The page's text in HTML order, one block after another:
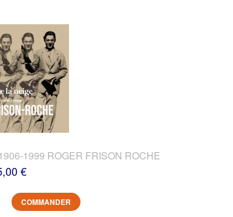
1999 ROGER FRISON ROCHE
€
COMMANDER